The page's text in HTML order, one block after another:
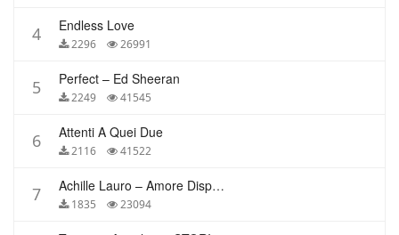
4 Endless Love
2296 26991
5 Perfect – Ed Sheeran
2249 41545
6 Attenti A Quei Due
2116 41522
7 Achille Lauro – Amore Disperato
1835 23094